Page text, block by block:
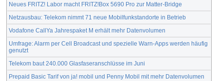
Neues FRITZ! Labor macht FRITZ!Box 5690 Pro zur Matter-Bridge
Netzausbau: Telekom nimmt 71 neue Mobilfunkstandorte in Betrieb
Vodafone CallYa Jahrespaket M erhält mehr Datenvolumen
Umfrage: Alarm per Cell Broadcast und spezielle Warn-Apps werden häufig
genutzt
Telekom baut 240.000 Glasfaseranschlüsse im Juni
Prepaid Basic Tarif von ja! mobil und Penny Mobil mit mehr Datenvolumen